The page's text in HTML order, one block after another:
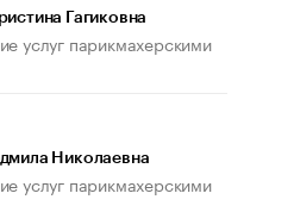
Гагиковна
услуг парикмахерскими
Николаевна
услуг парикмахерскими